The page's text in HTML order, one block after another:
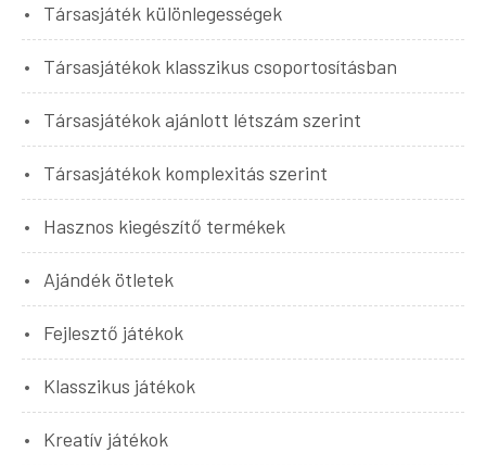
Társasjáték különlegességek
Társasjátékok klasszikus csoportosításban
Társasjátékok ajánlott létszám szerint
Társasjátékok komplexitás szerint
Hasznos kiegészítő termékek
Ajándék ötletek
Fejlesztő játékok
Klasszikus játékok
Kreatív játékok